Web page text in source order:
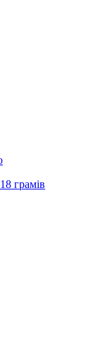
грамів